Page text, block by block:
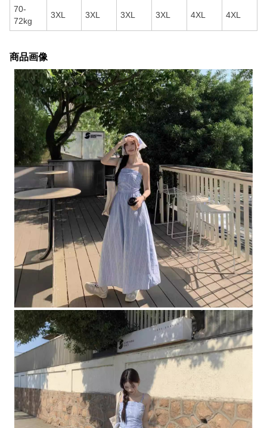
70-
72kg
3XL 3XL 3XL 3XL 4XL 4XL
商品画像